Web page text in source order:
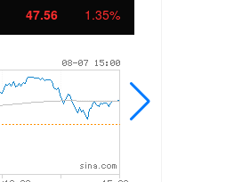
47.56 1.35%